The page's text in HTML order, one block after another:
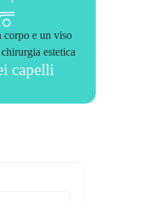
capelli
corpo e un viso
estetica